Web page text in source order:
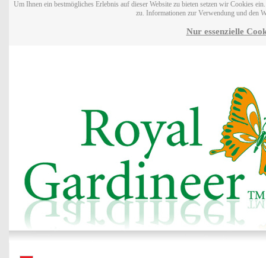
Um Ihnen ein bestmögliches Erlebnis auf dieser Website zu bieten setzen wir Cookies
zu. Informationen zur Verwendung und den
Nur essenzielle